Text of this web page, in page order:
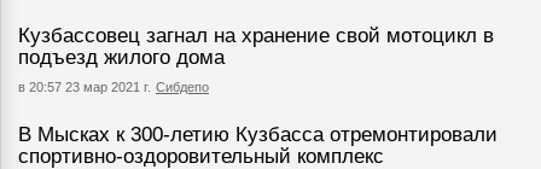
Кузбассовец загнал на хранение свой мотоцикл в
подъезд жилого дома
в 20:57 23 мар 2021 г. Сибдепо
В Мысках к 300-летию Кузбасса отремонтировали
спортивно-оздоровительный комплекс